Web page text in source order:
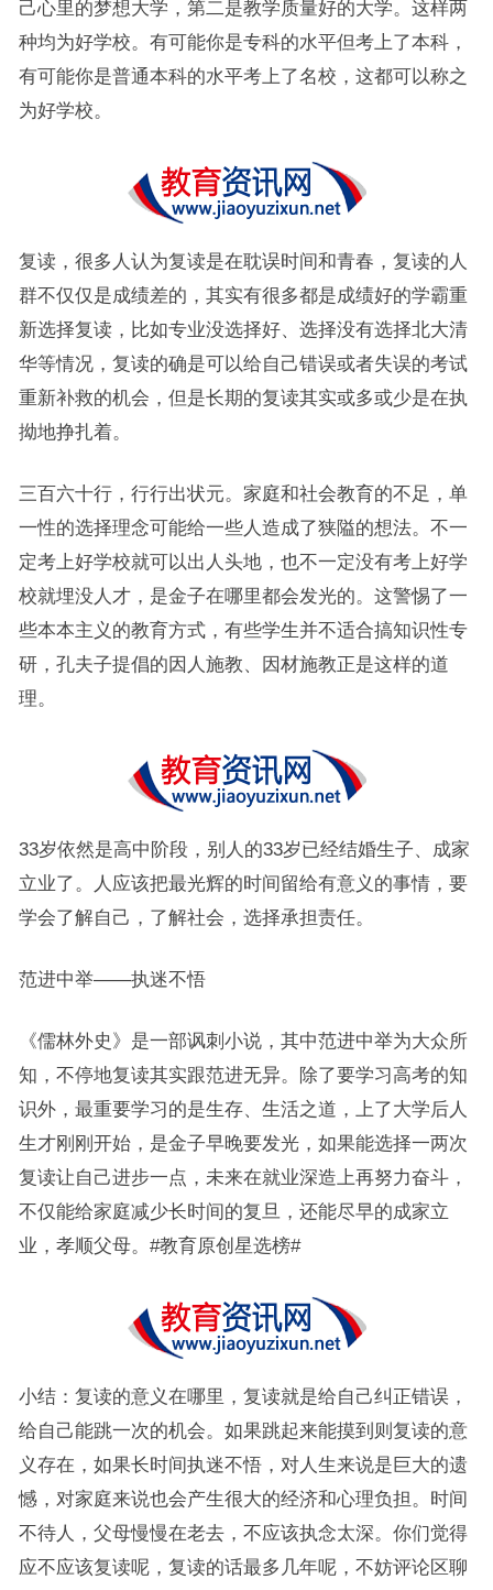
己心里的梦想大学，第二是教学质量好的大学。这样两
种均为好学校。有可能你是专科的水平但考上了本科，
有可能你是普通本科的水平考上了名校，这都可以称之
为好学校。
复读，很多人认为复读是在耽误时间和青春，复读的人
群不仅仅是成绩差的，其实有很多都是成绩好的学霸重
新选择复读，比如专业没选择好、选择没有选择北大清
华等情况，复读的确是可以给自己错误或者失误的考试
重新补救的机会，但是长期的复读其实或多或少是在执
拗地挣扎着。
三百六十行，行行出状元。家庭和社会教育的不足，单
一性的选择理念可能给一些人造成了狭隘的想法。不一
定考上好学校就可以出人头地，也不一定没有考上好学
校就埋没人才，是金子在哪里都会发光的。这警惕了一
些本本主义的教育方式，有些学生并不适合搞知识性专
研，孔夫子提倡的因人施教、因材施教正是这样的道
理。
33岁依然是高中阶段，别人的33岁已经结婚生子、成家
立业了。人应该把最光辉的时间留给有意义的事情，要
学会了解自己，了解社会，选择承担责任。
范进中举——执迷不悟
《儒林外史》是一部讽刺小说，其中范进中举为大众所
知，不停地复读其实跟范进无异。除了要学习高考的知
识外，最重要学习的是生存、生活之道，上了大学后人
生才刚刚开始，是金子早晚要发光，如果能选择一两次
复读让自己进步一点，未来在就业深造上再努力奋斗，
不仅能给家庭减少长时间的复旦，还能尽早的成家立
业，孝顺父母。#教育原创星选榜#
小结：复读的意义在哪里，复读就是给自己纠正错误，
给自己能跳一次的机会。如果跳起来能摸到则复读的意
义存在，如果长时间执迷不悟，对人生来说是巨大的遗
憾，对家庭来说也会产生很大的经济和心理负担。时间
不待人，父母慢慢在老去，不应该执念太深。你们觉得
应不应该复读呢，复读的话最多几年呢，不妨评论区聊